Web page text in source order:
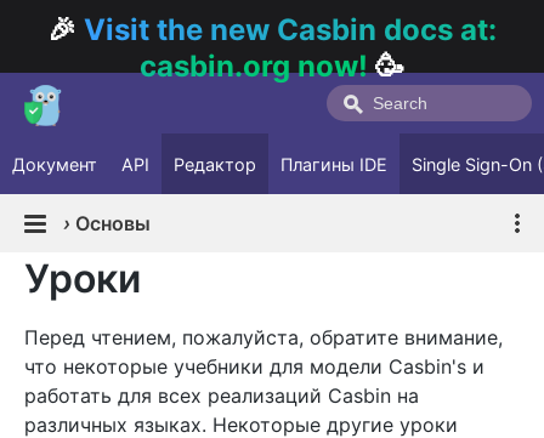
🎉 Visit the new Casbin docs at:
casbin.org now!🥳
Документ API Редактор Плагины IDE Single Sign-On
› Основы
Уроки
Перед чтением, пожалуйста, обратите внимание,
что некоторые учебники для модели Casbin's и
работать для всех реализаций Casbin на
различных языках. Некоторые другие уроки